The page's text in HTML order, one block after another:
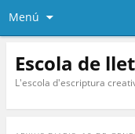
Menú
Escola de
L'escola d'escriptura